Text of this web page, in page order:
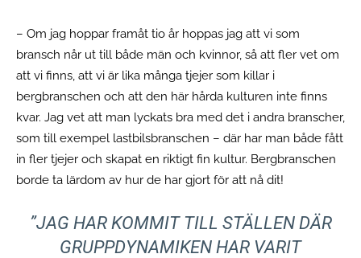
– Om jag hoppar framåt tio år hoppas jag att vi som
bransch når ut till både män och kvinnor, så att fler vet om
att vi finns, att vi är lika många tjejer som killar i
bergbranschen och att den här hårda kulturen inte finns
kvar. Jag vet att man lyckats bra med det i andra branscher,
som till exempel lastbilsbranschen – där har man både fått
in fler tjejer och skapat en riktigt fin kultur. Bergbranschen
borde ta lärdom av hur de har gjort för att nå dit!
”JAG HAR KOMMIT TILL STÄLLEN DÄR
GRUPPDYNAMIKEN HAR VARIT